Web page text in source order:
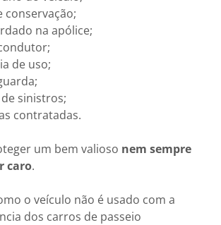
conservação;
na apólice;
de uso;
sinistros;
contratadas.
um bem valioso nem sempre
caro.
o veículo não é usado com a
dos carros de passeio